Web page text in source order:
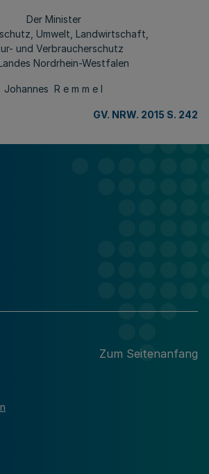
Der Minister
Umwelt, Landwirtschaft,
und Verbraucherschutz
Nordrhein-Westfalen
Johannes R e m m e l
GV. NRW. 2015 S. 242
Zum Seitenanfang